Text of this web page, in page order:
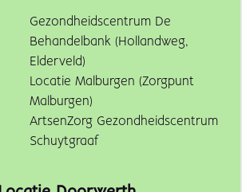
Gezondheidscentrum De
Behandelbank (Hollandweg,
Elderveld)
Locatie Malburgen (Zorgpunt
Malburgen)
ArtsenZorg Gezondheidscentrum
Schuytgraaf